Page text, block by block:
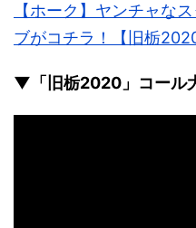
【ホーク】ヤンチャな
ブがコチラ！【旧栃2020
▼「旧栃2020」コール